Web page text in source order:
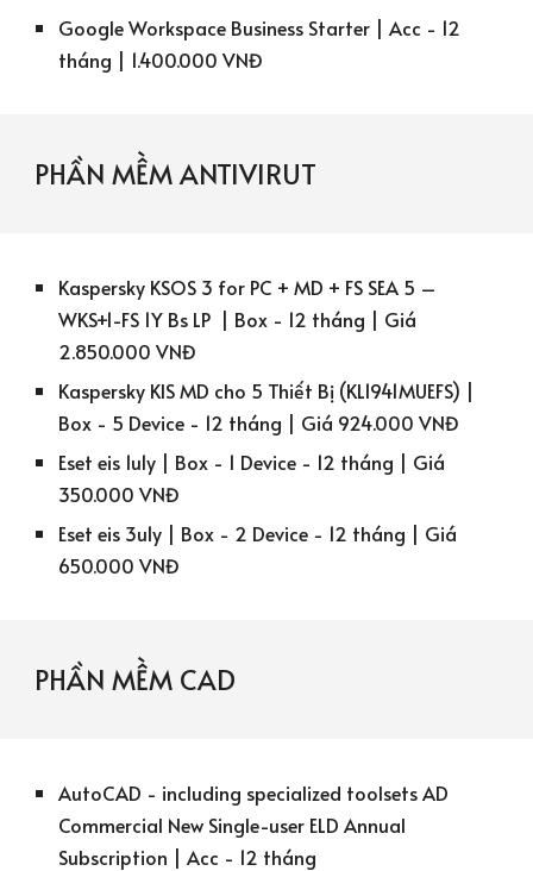
Google Workspace Business Starter | Acc - 12
tháng | 1.400.000 VNĐ
PHẦN MỀMANTIVIRUT
Kaspersky KSOS 3 for PC + MD + FS SEA 5 –
WKS+1-FS 1Y Bs LP | Box - 12 tháng | Giá
2.850.000 VNĐ
Kaspersky KIS MD cho 5 Thiết Bị (KL1941MUEFS) |
Box - 5 Device - 12 tháng | Giá 924.000 VNĐ
Eset eis 1u1y | Box - 1 Device - 12 tháng | Giá
350.000 VNĐ
Eset eis 3u1y | Box - 2 Device - 12 tháng | Giá
650.000 VNĐ
PHẦN MỀM CAD
AutoCAD - including specialized toolsets AD
Commercial New Single-user ELD Annual
Subscription | Acc - 12 tháng